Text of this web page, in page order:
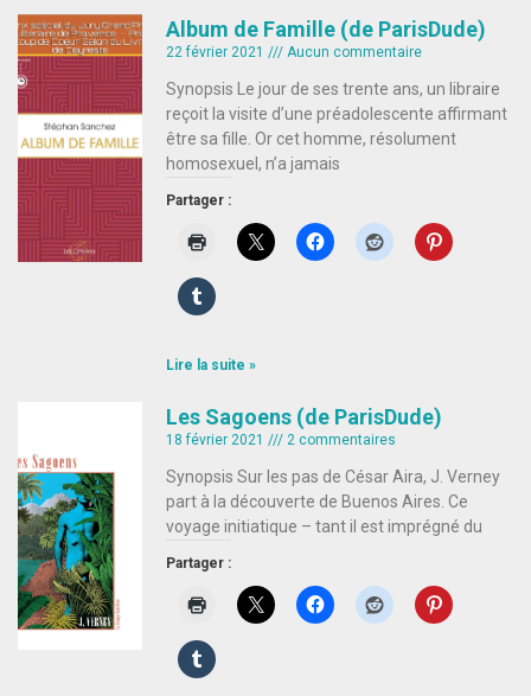
Album de Famille (de ParisDude)
22 février 2021 Aucun commentaire
Synopsis Le jour de ses trente ans, un libraire
reçoit la visite d’une préadolescente affirmant
être sa fille. Or cet homme, résolument
homosexuel, n’a jamais
Partager :
Lire la suite »
Les Sagoens (de ParisDude)
18 février 2021 2 commentaires
Synopsis Sur les pas de César Aira, J. Verney
part à la découverte de Buenos Aires. Ce
voyage initiatique – tant il est imprégné du
Partager :